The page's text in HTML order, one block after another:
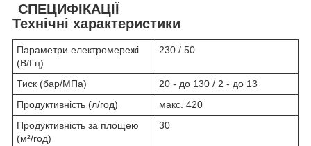
СПЕЦИФІКАЦІЇ
Технічні характеристики
Параметри електромережі
(В/Гц)
230 / 50
Тиск (бар/МПа)
20 - до 130 / 2 - до 13
Продуктивність (л/год)
макс. 420
Продуктивність за площею
(м²/год)
30